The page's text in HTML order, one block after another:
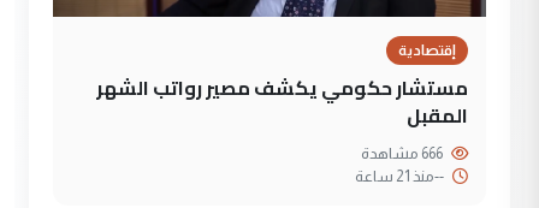
إقتصادية
مستشار حكومي يكشف مصير رواتب الشهر
المقبل
--منذ 21 ساعة